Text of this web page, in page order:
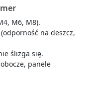
M6, M8).
na deszcz,
ślizga się.
panele